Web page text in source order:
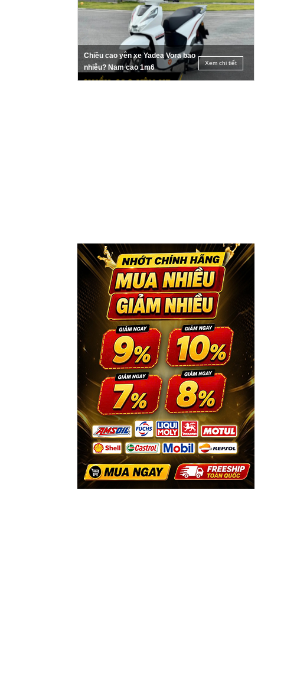
Chiều cao yên xe Yadea Vora bao
nhiêu? Nam cao 1m6
Xem chi tiết